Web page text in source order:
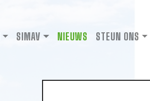
SIMAV NIEUWS STEUN ONS